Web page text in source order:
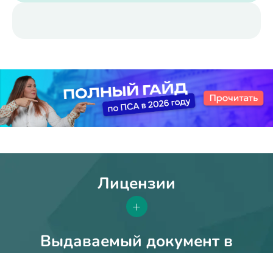
Лицензии
+
Выдаваемый документ в